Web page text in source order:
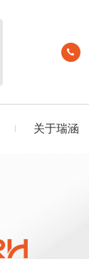
关于瑞涵